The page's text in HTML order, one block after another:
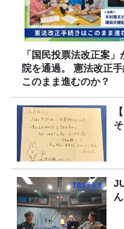
「国民投票法改正案」
院を通過。 憲法改正
このまま進むのか？